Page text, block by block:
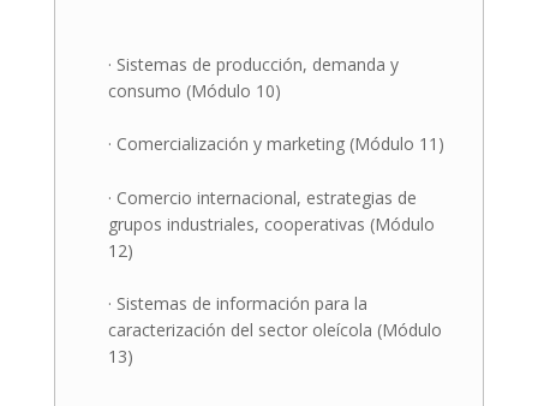
· Sistemas de producción, demanda y
consumo (Módulo 10)
· Comercialización y marketing (Módulo 11)
· Comercio internacional, estrategias de
grupos industriales, cooperativas (Módulo
12)
· Sistemas de información para la
caracterización del sector oleícola (Módulo
13)